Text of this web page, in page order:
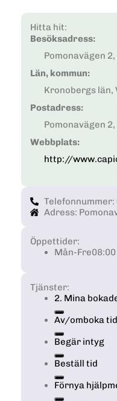
Hitta hit:
Besöksadress:
Pomonavägen
Län, kommun:
Kronobergs län,
Postadress:
Pomonavägen 2,
Webbplats:
http://
Telefonnummer:
Adress:
Öppettider:
Mån-Fre
Tjänster:
2. Mina
Av/omboka tid
Begär intyg
Beställ tid
Förnya